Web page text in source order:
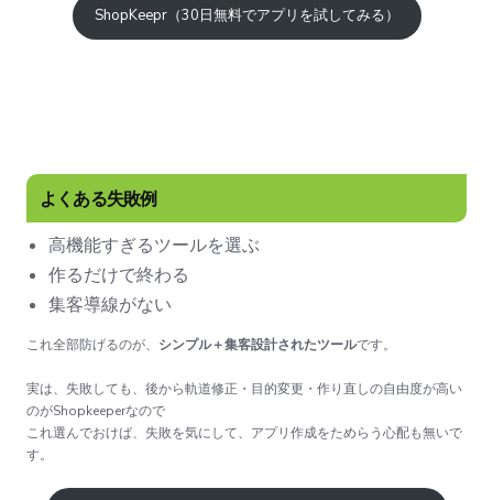
ShopKeepr（30日無料でアプリを試してみる）
よくある失敗例
高機能すぎるツールを選ぶ
作るだけで終わる
集客導線がない
これ全部防げるのが、 シンプル＋集客設計されたツールです。
実は、失敗しても、後から軌道修正・目的変更・作り直しの自由度が高い
のがShopkeeperなので
これ選んでおけば、失敗を気にして、アプリ作成をためらう心配も無いで
す。